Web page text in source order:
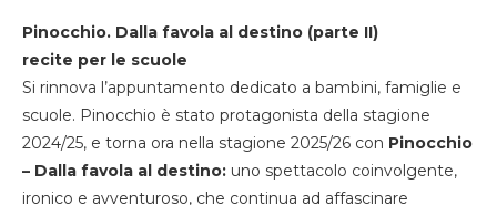
Pinocchio. Dalla favola al destino (parte II)
recite per le scuole
Si rinnova l’appuntamento dedicato a bambini, famiglie e
scuole. Pinocchio è stato protagonista della stagione
2024/25, e torna ora nella stagione 2025/26 con Pinocchio
– Dalla favola al destino: uno spettacolo coinvolgente,
ironico e avventuroso, che continua ad affascinare